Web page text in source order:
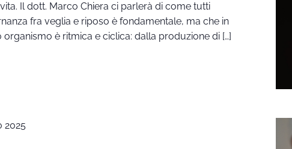
Il dott. Marco Chiera ci parlerà di come tutti
fra veglia e riposo è fondamentale, ma che in
è ritmica e ciclica: dalla produzione di […]
2025